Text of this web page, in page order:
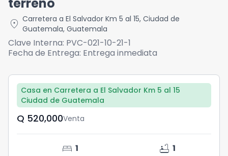
location_on Carretera a El Salvador Km 5 al 15, Ciudad de
Guatemala, Guatemala
Clave Interna: PVC-021-10-21-1
Fecha de Entrega: Entrega inmediata
Casa en Carretera a El Salvador Km 5 al 15
Ciudad de Guatemala
Q	520,000Venta
bed 1 bathtub 1